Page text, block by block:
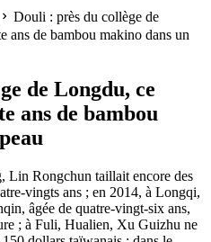
Douli : près du collège de
ans de bambou makino dans un
de Longdu, ce
ans de bambou
Lin Rongchun taillait encore des
vingts ans ; en 2014, à Longqi,
âgée de quatre-vingt-six ans,
; à Fuli, Hualien, Xu Guizhu ne